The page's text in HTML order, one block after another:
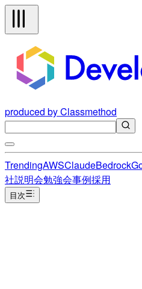
produced by Classmethod
TrendingAWSClaudeBedrock
社説明会勉強会事例採用
目次